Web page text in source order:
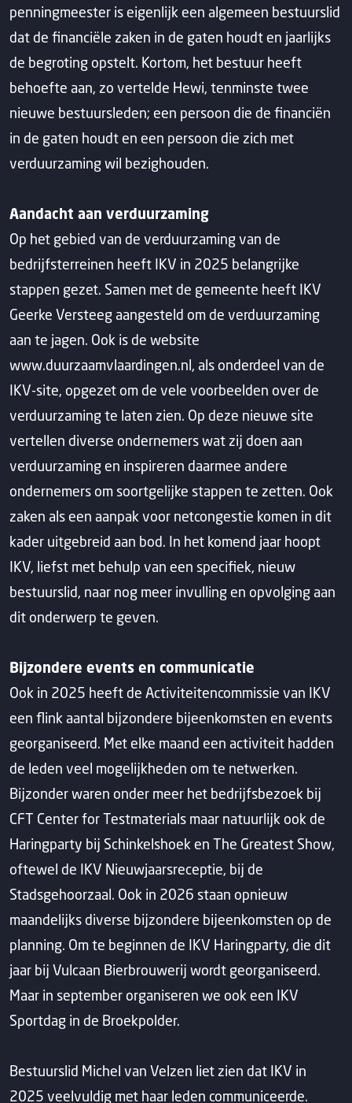
penningmeester is eigenlijk een algemeen bestuurslid
dat de financiële zaken in de gaten houdt en jaarlijks
de begroting opstelt. Kortom, het bestuur heeft
behoefte aan, zo vertelde Hewi, tenminste twee
nieuwe bestuursleden; een persoon die de financiën
in de gaten houdt en een persoon die zich met
verduurzaming wil bezighouden.
Aandacht aan verduurzaming
Op het gebied van de verduurzaming van de
bedrijfsterreinen heeft IKV in 2025 belangrijke
stappen gezet. Samen met de gemeente heeft IKV
Geerke Versteeg aangesteld om de verduurzaming
aan te jagen. Ook is de website
www.duurzaamvlaardingen.nl, als onderdeel van de
IKV-site, opgezet om de vele voorbeelden over de
verduurzaming te laten zien. Op deze nieuwe site
vertellen diverse ondernemers wat zij doen aan
verduurzaming en inspireren daarmee andere
ondernemers om soortgelijke stappen te zetten. Ook
zaken als een aanpak voor netcongestie komen in dit
kader uitgebreid aan bod. In het komend jaar hoopt
IKV, liefst met behulp van een specifiek, nieuw
bestuurslid, naar nog meer invulling en opvolging aan
dit onderwerp te geven.
Bijzondere events en communicatie
Ook in 2025 heeft de Activiteitencommissie van IKV
een flink aantal bijzondere bijeenkomsten en events
georganiseerd. Met elke maand een activiteit hadden
de leden veel mogelijkheden om te netwerken.
Bijzonder waren onder meer het bedrijfsbezoek bij
CFT Center for Testmaterials maar natuurlijk ook de
Haringparty bij Schinkelshoek en The Greatest Show,
oftewel de IKV Nieuwjaarsreceptie, bij de
Stadsgehoorzaal. Ook in 2026 staan opnieuw
maandelijks diverse bijzondere bijeenkomsten op de
planning. Om te beginnen de IKV Haringparty, die dit
jaar bij Vulcaan Bierbrouwerij wordt georganiseerd.
Maar in september organiseren we ook een IKV
Sportdag in de Broekpolder.
Bestuurslid Michel van Velzen liet zien dat IKV in
2025 veelvuldig met haar leden communiceerde.